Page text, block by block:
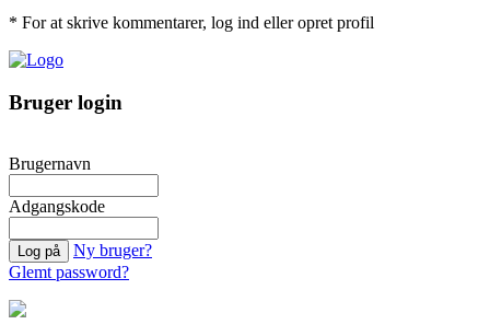
* For at skrive kommentarer, log ind eller opret profil
Bruger login
Brugernavn
Adgangskode
Ny bruger?
Glemt password?